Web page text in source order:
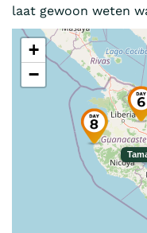
laat gewoon weten
+
−